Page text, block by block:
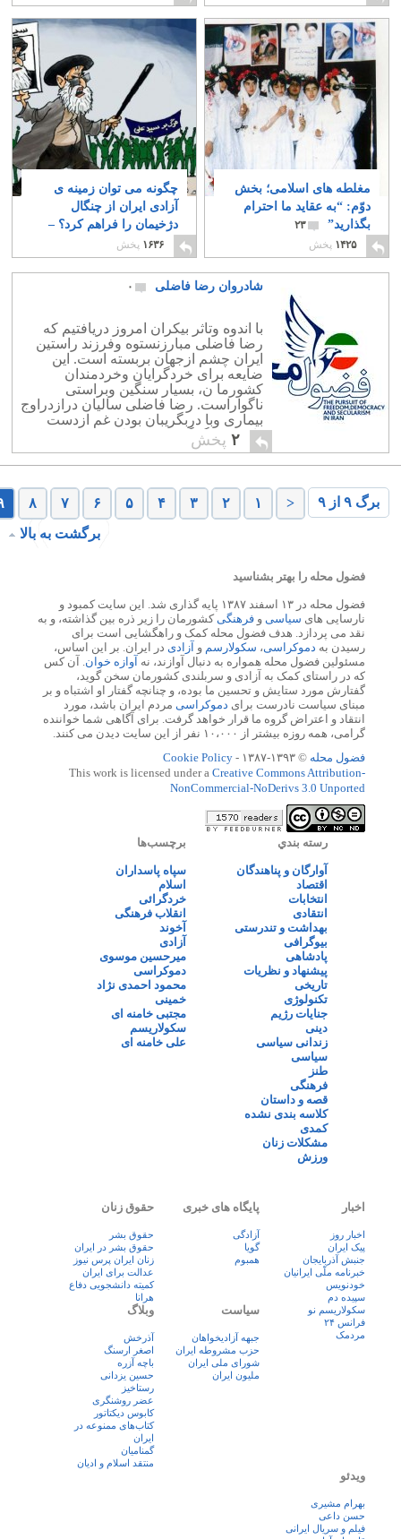
۶۱
مغلطه های اسلامی؛ بخش
دوّم: “به عقاید ما احترام
بگذارید”
۲۳
۱۴۲۵ پخش
چگونه می توان زمینه ی
آزادی ایران از چنگال
دژخیمان را فراهم کرد؟ –
بخش نخست
۱۶۳۶ پخش
شادروان رضا فاضلی ۰
با اندوه وتاثر بیکران امروز دریافتیم که
رضا فاضلی مبارزنستوه وفرزند راستین
ایران چشم ازجهان بربسته است. این
ضایعه برای خردگرایان وخردمندان
کشورما ن، بسیار سنگین وبراستی
ناگواراست. رضا فاضلی سالیان درازدراوج
بیماری وبا دربگریبان بودن غم ازدست
دادن دوجگرگوشه خود تلاش وکوشش کرد
که خردگرائی وخرد اندیشی ویا نیک اندیشی
را به گروه بیشماری […]
۲ پخش
برگ ۹ از ۹ < ۱ ۲ ۳ ۴ ۵ ۶ ۷ ۸
برگشت به بالا
فضول محله را بهتر بشناسید
فضول محله در ۱۳ اسفند ۱۳۸۷ پایه گذاری شد. این سایت کمبود و
نارسایی های سیاسی و فرهنگیکشورمان را زیر ذره بین گذاشته، و به
نقد می پردازد. هدف فضول محله کمک و راهگشایی است برای
رسیدن به دموکراسی، سکولارسم و آزادی در ایران. بر این اساس،
مسئولین فضول محله همواره به دنبال آوازند، نه آوازه خوان. آن کس
که در راستای کمک به آزادی و سربلندی کشورمان سخن گوید،
گفتارش مورد ستایش و تحسین ما بوده، و چنانچه گفتار او اشتباه و بر
مبنای سیاست نادرست برای دموکراسی مردم ایران باشد، مورد
انتقاد و اعتراض گروه ما قرار خواهد گرفت. برای آگاهی شما خواننده
گرامی، همه روزه بیشتر از ۱۰،۰۰۰ نفر از این سایت دیدن می کنند.
فضول محله © ۱۳۹۳-۱۳۸۷ -
Cookie Policy
This work is licensed under a Creative Commons Attribution-
NonCommercial-NoDerivs 3.0 Unported
رسته بندي
آوارگان و پناهندگان
اقتصاد
انتخابات
انتقادی
بهداشت و تندرستی
بیوگرافی
پادشاهی
پیشنهاد و نظریات
تاریخی
تکنولوژی
جنایات رژیم
دینی
زندانی سیاسی
سیاسی
طنز
فرهنگی
قصه و داستان
کلاسه بندی نشده
کمدی
مشکلات زنان
ورزش
برچسب‌ها
سپاه پاسداران
اسلام
خردگرائی
انقلاب فرهنگی
آخوند
آزادی
میرحسین موسوی
دموکراسی
محمود احمدی نژاد
خمینی
مجتبی خامنه ای
سکولاریسم
علی خامنه ای
اخبار
اخبار روز
پيک ايران
جنبش آذربایجان
خبرنامه ملّی ایرانیان
خودنویس
سپیده دم
سکولاریسم نو
فرانس ۲۴
مردمک
پایگاه های خبری
آزادگی
گویا
همبوم
حقوق زنان
حقوق بشر
حقوق بشر در ایران
زنان ايران پرس نيوز
عدالت برای ایران
کمیته دانشجویی دفاع
هرانا
سیاست
جبهه آزادیخواهان
حزب مشروطه ایران
شورای ملی ایران
ملیون ایران
وبلاگ
آذرخش
اصغر ارسنگ
باچه آزره
حسین یزدانی
رستاخیز
عضر روشنگری
کابوس دیکتاتور
کتاب‌های ممنوعه در
ایران
گمنامیان
منتقد اسلام و ادیان
ویدئو
بهرام مشیری
حسن داعی
فيلم و سريال ايرانی